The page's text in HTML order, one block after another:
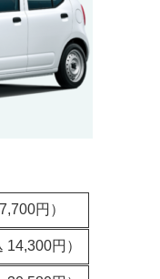
円）
円）